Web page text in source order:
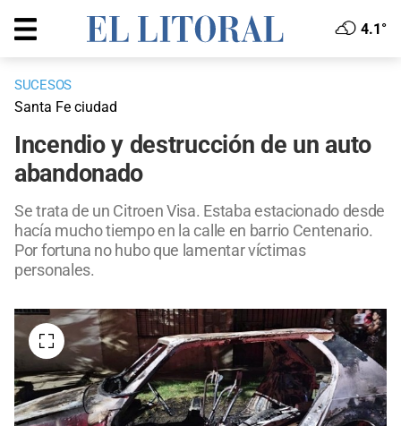
4.1°
SUCESOS
Santa Fe ciudad
Incendio y destrucción de un auto
abandonado
Se trata de un Citroen Visa. Estaba estacionado desde
hacía mucho tiempo en la calle en barrio Centenario.
Por fortuna no hubo que lamentar víctimas
personales.